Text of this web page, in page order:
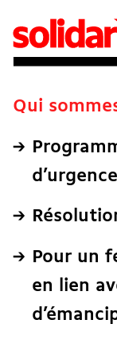
Qui
d’urgence
Pour un
en lien